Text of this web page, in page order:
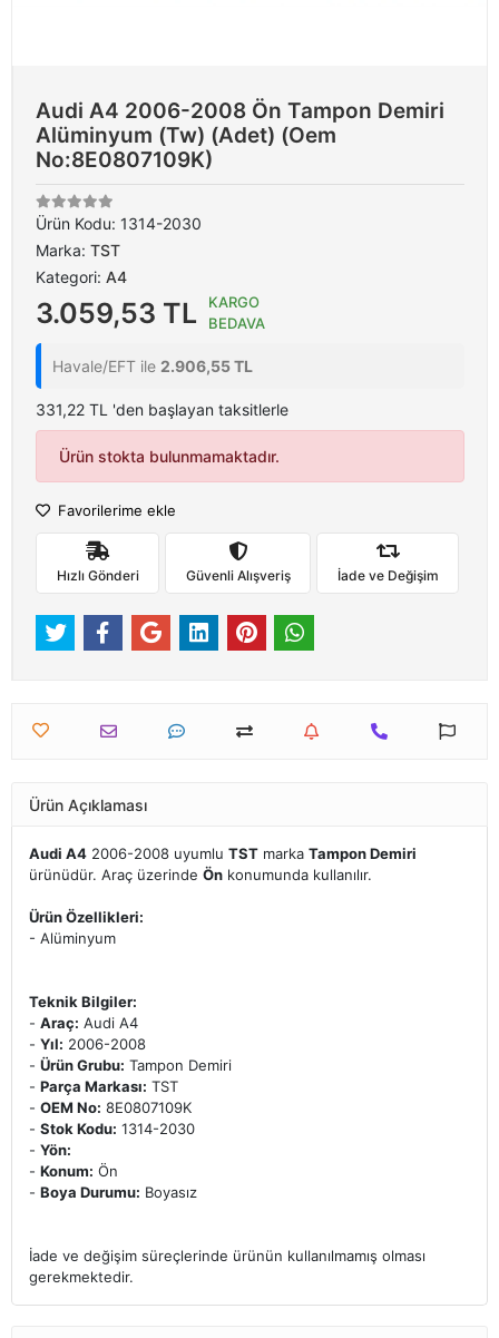
Audi A4 2006-2008 Ön Tampon Demiri
Alüminyum (Tw) (Adet) (Oem
No:8E0807109K)
Ürün Kodu: 1314-2030
Marka: TST
Kategori: A4
3.059,53 TL
KARGO
BEDAVA
Havale/EFT ile 2.906,55 TL
331,22 TL 'den başlayan taksitlerle
Ürün stokta bulunmamaktadır.
Favorilerime ekle
Hızlı Gönderi Güvenli Alışveriş İade ve Değişim
Ürün Açıklaması
Audi A4 2006-2008 uyumlu TST marka Tampon Demiri
ürünüdür. Araç üzerinde Ön konumunda kullanılır.
Ürün Özellikleri:
- Alüminyum
Teknik Bilgiler:
- Araç: Audi A4
- Yıl: 2006-2008
- Ürün Grubu: Tampon Demiri
- Parça Markası: TST
- OEM No: 8E0807109K
- Stok Kodu: 1314-2030
- Yön:
- Konum: Ön
- Boya Durumu: Boyasız
İade ve değişim süreçlerinde ürünün kullanılmamış olması
gerekmektedir.